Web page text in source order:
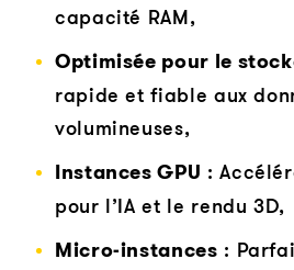
capacité RAM,
Optimisée pour le
rapide et fiable aux
volumineuses,
Instances GPU :
pour l’IA et le rendu 3D,
Micro-instances :